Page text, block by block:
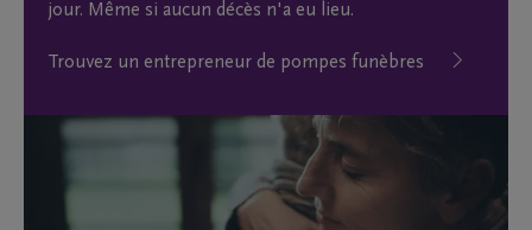
jour. Même si aucun décès n'a eu lieu.
Trouvez un entrepreneur de pompes funèbres